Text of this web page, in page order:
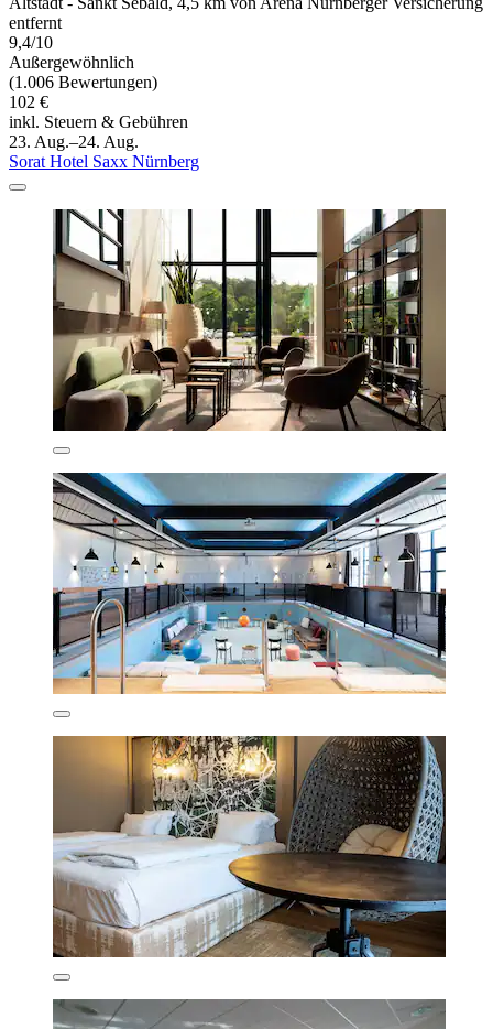
entfernt
9,4/10
Außergewöhnlich
(1.006 Bewertungen)
102 €
inkl. Steuern & Gebühren
23. Aug.–24. Aug.
Sorat Hotel Saxx Nürnberg